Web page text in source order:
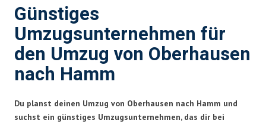
Günstiges
Umzugsunternehmen für
den Umzug von Oberhausen
nach Hamm
Du planst deinen Umzug von Oberhausen nach Hamm und
suchst ein günstiges Umzugsunternehmen, das dir bei